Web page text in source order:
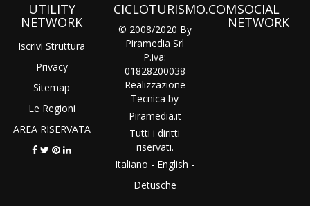
UTILITY
NETWORK
Iscrivi Struttura
Privacy
Sitemap
Le Regioni
AREA RISERVATA
CICLOTURISMO.COM
© 2008/2020 By
Piramedia Srl
P.iva:
01828200038
Realizzazione
Tecnica by
Piramedia.it
Tutti i diritti
riservati.
Italiano - English -
Detusche
SOCIAL
NETWORK